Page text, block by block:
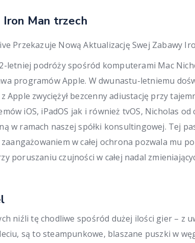
Iron Man trzech
letniej podróży spośród komputerami Mac
programów Apple. W dwunastu-letniemu
Apple zwyciężył bezcenny adiustację przy
iOS, iPadOS jak i również tvOS, Nicholas od
w ramach naszej spółki konsultingowej. Tej
w całej ochrona pozwala mu
poruszaniu czujności w całej nadal
niźli tę chodliwe spośród dużej ilości gier – z
są to steampunkowe, blaszane puszki w